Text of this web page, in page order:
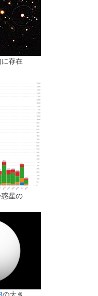
存在
星の